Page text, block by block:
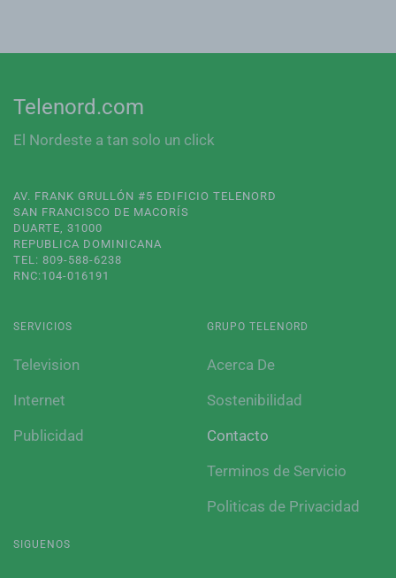
Telenord.com
El Nordeste a tan solo un click
AV. FRANK GRULLÓN #5 EDIFICIO TELENORD
SAN FRANCISCO DE MACORÍS
DUARTE, 31000
REPUBLICA DOMINICANA
TEL: 809-588-6238
RNC:104-016191
SERVICIOS
Television
Internet
Publicidad
GRUPO TELENORD
Acerca De
Sostenibilidad
Contacto
Terminos de Servicio
Politicas de Privacidad
SIGUENOS